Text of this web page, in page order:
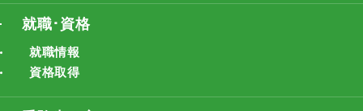
就職･資格
就職情報
資格取得